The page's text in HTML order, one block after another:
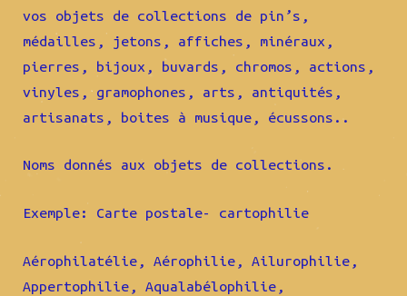
vos objets de collections de pin’s,
médailles, jetons, affiches, minéraux,
pierres, bijoux, buvards, chromos, actions,
vinyles, gramophones, arts, antiquités,
artisanats, boites à musique, écussons..
Noms donnés aux objets de collections.
Exemple: Carte postale- cartophilie
Aérophilatélie, Aérophilie, Ailurophilie,
Appertophilie, Aqualabélophilie,